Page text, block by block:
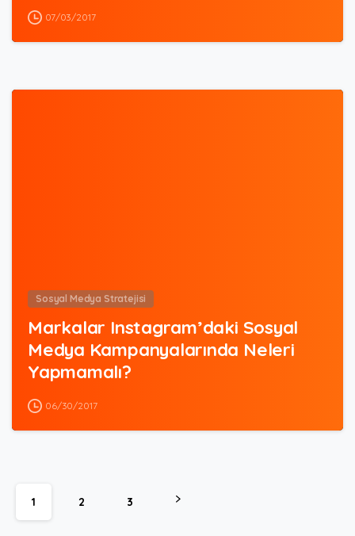
07/03/2017
Sosyal Medya Stratejisi
Markalar Instagram’daki Sosyal
Medya Kampanyalarında Neleri
Yapmamalı?
06/30/2017
1 2 3